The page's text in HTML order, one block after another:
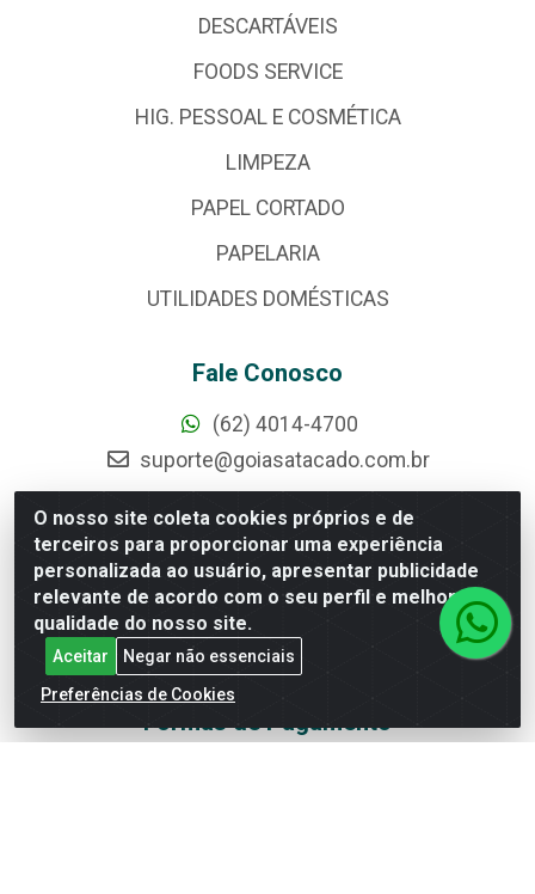
O nosso site coleta cookies próprios e de
terceiros para proporcionar uma experiência
personalizada ao usuário, apresentar publicidade
relevante de acordo com o seu perfil e melhorar a
qualidade do nosso site.
Aceitar
Negar não essenciais
Preferências de Cookies
DESCARTÁVEIS
FOODS SERVICE
HIG. PESSOAL E COSMÉTICA
LIMPEZA
PAPEL CORTADO
PAPELARIA
UTILIDADES DOMÉSTICAS
Fale Conosco
(62) 4014-4700
suporte@goiasatacado.com.br
Redes Sociais
Instagram
Facebook
Linkedin
YouTube
Formas de Pagamento